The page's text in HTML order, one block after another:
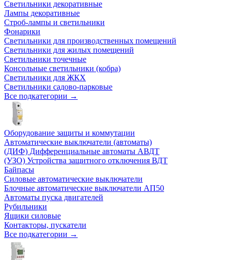
Светильники декоративные
Лампы декоративные
Строб-лампы и светильники
Фонарики
Светильники для производственных помещений
Светильники для жилых помещений
Светильники точечные
Консольные светильники (кобра)
Светильники для ЖКХ
Светильники садово-парковые
Все подкатегории →
Оборудование защиты и коммутации
Автоматические выключатели (автоматы)
(ДИФ) Дифференциальные автоматы АВДТ
(УЗО) Устройства защитного отключения ВДТ
Байпасы
Силовые автоматические выключатели
Блочные автоматические выключатели АП50
Автоматы пуска двигателей
Рубильники
Ящики силовые
Контакторы, пускатели
Все подкатегории →